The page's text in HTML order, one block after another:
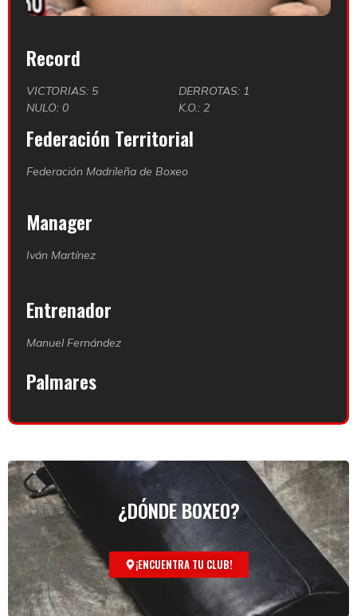
Record
VICTORIAS: 5
DERROTAS: 1
NULO: 0
K.O.: 2
Federación Territorial
Federación Madrileña de Boxeo
Manager
Iván Martínez
Entrenador
Manuel Fernández
Palmares
¿DÓNDE BOXEO?
¡ENCUENTRA TU CLUB!